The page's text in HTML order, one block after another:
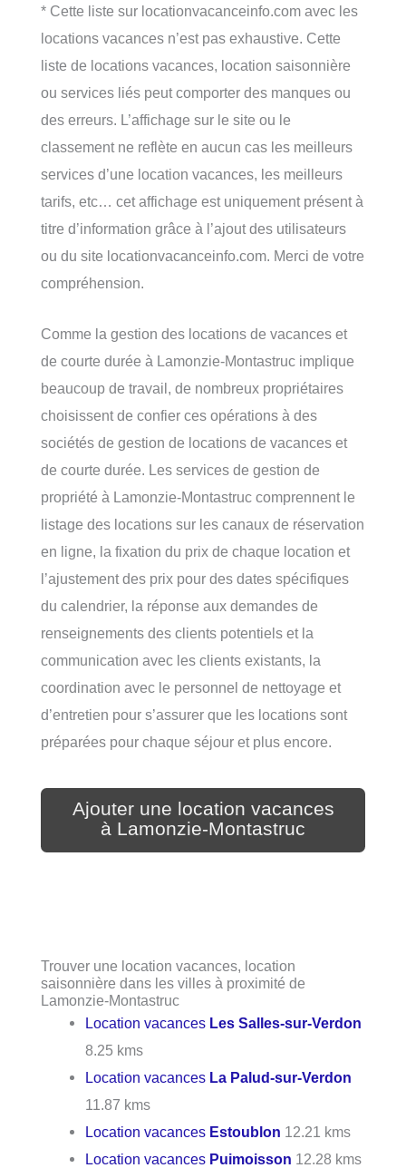
* Cette liste sur locationvacanceinfo.com avec les
locations vacances n’est pas exhaustive. Cette
liste de locations vacances, location saisonnière
ou services liés peut comporter des manques ou
des erreurs. L’affichage sur le site ou le
classement ne reflète en aucun cas les meilleurs
services d’une location vacances, les meilleurs
tarifs, etc… cet affichage est uniquement présent à
titre d’information grâce à l’ajout des utilisateurs
ou du site locationvacanceinfo.com. Merci de votre
compréhension.
Comme la gestion des locations de vacances et
de courte durée à Lamonzie-Montastruc implique
beaucoup de travail, de nombreux propriétaires
choisissent de confier ces opérations à des
sociétés de gestion de locations de vacances et
de courte durée. Les services de gestion de
propriété à Lamonzie-Montastruc comprennent le
listage des locations sur les canaux de réservation
en ligne, la fixation du prix de chaque location et
l’ajustement des prix pour des dates spécifiques
du calendrier, la réponse aux demandes de
renseignements des clients potentiels et la
communication avec les clients existants, la
coordination avec le personnel de nettoyage et
d’entretien pour s’assurer que les locations sont
préparées pour chaque séjour et plus encore.
Ajouter une location vacances
à Lamonzie-Montastruc
Trouver une location vacances, location
saisonnière dans les villes à proximité de
Lamonzie-Montastruc
Location vacances Les Salles-sur-Verdon
8.25 kms
Location vacances La Palud-sur-Verdon
11.87 kms
Location vacances Estoublon 12.21 kms
Location vacances Puimoisson 12.28 kms